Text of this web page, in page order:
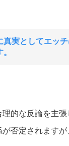
真実としてエッ
的な反論を主
否定されます